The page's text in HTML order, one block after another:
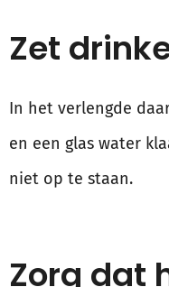
Zet
In het verlengde
en een glas water
niet op te staan.
Zorg dat